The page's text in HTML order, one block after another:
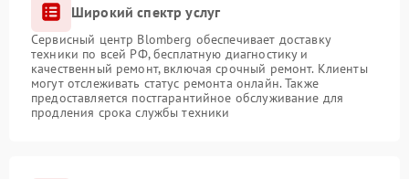
Широкий спектр услуг
Сервисный центр Blomberg обеспечивает доставку
техники по всей РФ, бесплатную диагностику и
качественный ремонт, включая срочный ремонт. Клиенты
могут отслеживать статус ремонта онлайн. Также
предоставляется постгарантийное обслуживание для
продления срока службы техники